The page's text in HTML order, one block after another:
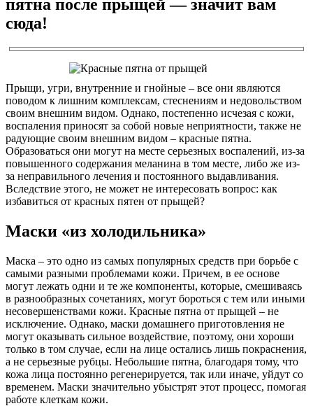
пятна после прыщей — значит вам
сюда!
Прыщи, угри, внутренние и гнойные – все они являются
поводом к лишним комплексам, стеснениям и недовольством
своим внешним видом. Однако, постепенно исчезая с кожи,
воспаления приносят за собой новые неприятности, также не
радующие своим внешним видом – красные пятна.
Образоваться они могут на месте серьезных воспалений, из-за
повышенного содержания меланина в том месте, либо же из-
за неправильного лечения и постоянного выдавливания.
Вследствие этого, не может не интересовать вопрос: как
избавиться от красных пятен от прыщей?
Маски «из холодильника»
Маска – это одно из самых популярных средств при борьбе с
самыми разными проблемами кожи. Причем, в ее основе
могут лежать одни и те же компоненты, которые, смешиваясь
в разнообразных сочетаниях, могут бороться с тем или иными
несовершенствами кожи. Красные пятна от прыщей – не
исключение. Однако, маски домашнего приготовления не
могут оказывать сильное воздействие, поэтому, они хороши
только в том случае, если на лице остались лишь покраснения,
а не серьезные рубцы. Небольшие пятна, благодаря тому, что
кожа лица постоянно регенерируется, так или иначе, уйдут со
временем. Маски значительно убыстрят этот процесс, помогая
работе клеткам кожи.